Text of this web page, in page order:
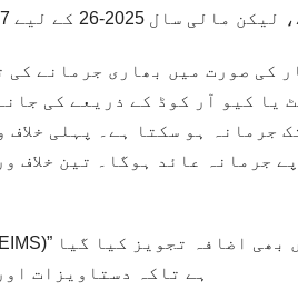
26 کے لیے 524.7 ارب روپے کا بلند ہدف مقرر کیا گیا ہے۔
کی صورت میں بھاری جرمانے کی
یا کیو آر کوڈ کے ذریعے کی
از کم 3 لاکھ روپے جرمانہ عائد
ہے تاکہ دستاویزات